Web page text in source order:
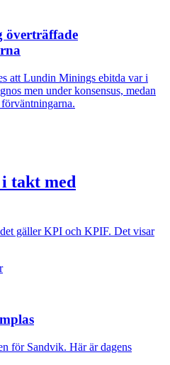
överträffade
att Lundin Minings ebitda var i
men under konsensus, medan
takt med
gäller KPI och KPIF. Det visar
för Sandvik. Här är dagens